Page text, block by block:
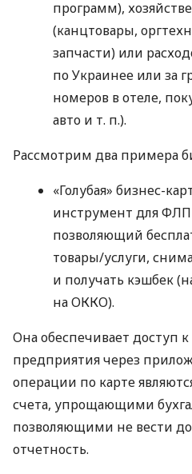
программ),
(канцтовары,
запчасти) или
по Украинее или за
номеров в отеле,
авто и т. п.).
Рассмотрим два примера
«Голубая» бизнес-
инструмент для
позволяющий
товары/услуги,
и получать кэшбек
на ОККО).
Она обеспечивает доступ
предприятия через
операции по карте
счета, упрощающими
позволяющими не вести
отчетность.